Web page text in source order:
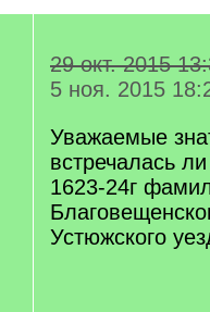
29 окт. 2015
5 ноя. 2015
Уважаемые
встречалась
1623-24г
Устюжского